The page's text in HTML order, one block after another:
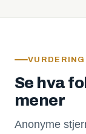
Se hva
mener
Anonyme